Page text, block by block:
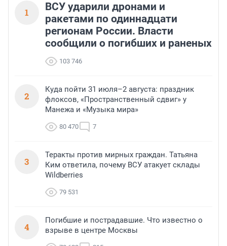
1
ВСУ ударили дронами и
ракетами по одиннадцати
регионам России. Власти
сообщили о погибших и раненых
103 746
2
Куда пойти 31 июля–2 августа: праздник
флоксов, «Пространственный сдвиг» у
Манежа и «Музыка мира»
80 470 7
3
Теракты против мирных граждан. Татьяна
Ким ответила, почему ВСУ атакует склады
Wildberries
79 531
4
Погибшие и пострадавшие. Что известно о
взрыве в центре Москвы